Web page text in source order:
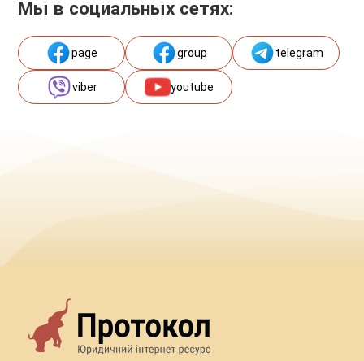
Мы в социальных сетях:
page group telegram
viber youtube